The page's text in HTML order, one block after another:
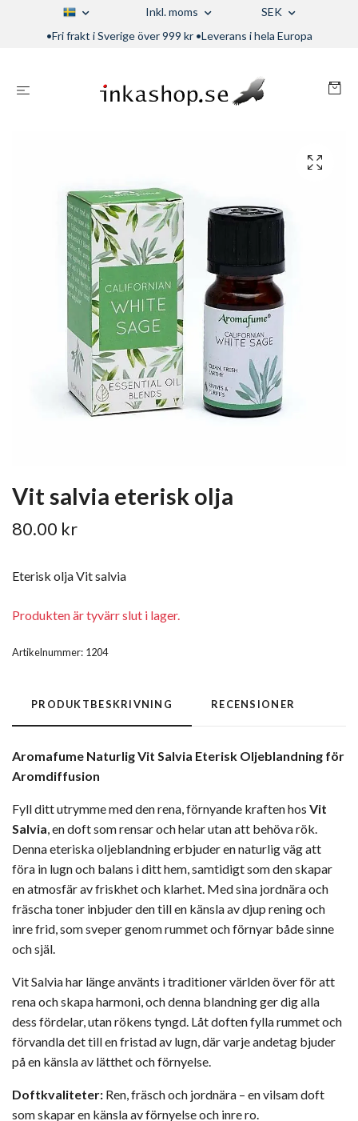
Inkl. moms
SEK
•Fri frakt i Sverige över 999 kr •Leverans i hela Europa
Vit salvia eterisk olja
80.00 kr
Eterisk olja Vit salvia
Produkten är tyvärr slut i lager.
Artikelnummer: 1204
PRODUKTBESKRIVNING RECENSIONER
Aromafume Naturlig Vit Salvia Eterisk Oljeblandning för
Aromdiffusion
Fyll ditt utrymme med den rena, förnyande kraften hos Vit
Salvia , en doft som rensar och helar utan att behöva rök.
Denna eteriska oljeblandning erbjuder en naturlig väg att
föra in lugn och balans i ditt hem, samtidigt som den skapar
en atmosfär av friskhet och klarhet. Med sina jordnära och
fräscha toner inbjuder den till en känsla av djup rening och
inre frid, som sveper genom rummet och förnyar både sinne
och själ.
Vit Salvia har länge använts i traditioner världen över för att
rena och skapa harmoni, och denna blandning ger dig alla
dess fördelar, utan rökens tyngd. Låt doften fylla rummet och
förvandla det till en fristad av lugn, där varje andetag bjuder
på en känsla av lätthet och förnyelse.
Doftkvaliteter: Ren, fräsch och jordnära – en vilsam doft
som skapar en känsla av förnyelse och inre ro.